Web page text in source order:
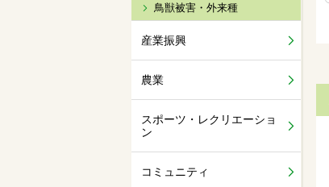
鳥獣被害・外来種
産業振興
農業
スポーツ・レクリエーショ
ン
コミュニティ